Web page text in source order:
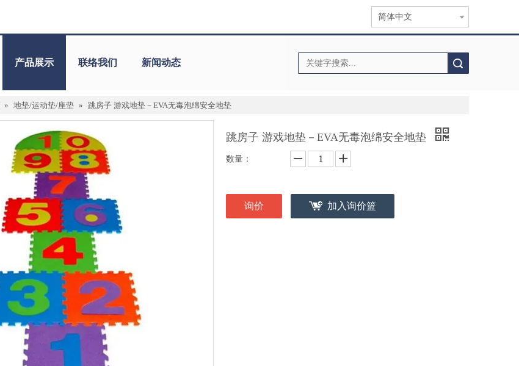
简体中文
产品展示 联络我们 新闻动态
» 地垫/运动垫/座垫 » 跳房子 游戏地垫－EVA无毒泡绵安全地垫
跳房子 游戏地垫－EVA无毒泡绵安全地垫
数量：
询价 加入询价篮